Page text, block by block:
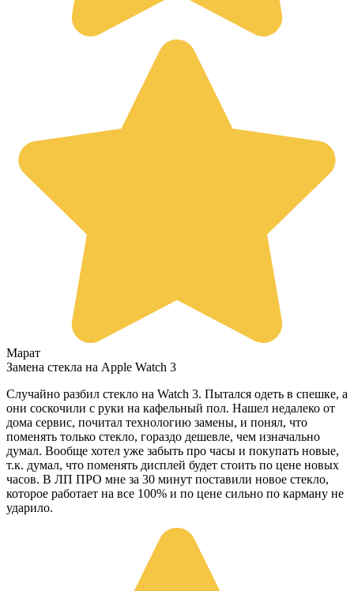
Марат
Замена стекла на Apple Watch 3
Случайно разбил стекло на Watch 3. Пытался одеть в спешке, а
они соскочили с руки на кафельный пол. Нашел недалеко от
дома сервис, почитал технологию замены, и понял, что
поменять только стекло, гораздо дешевле, чем изначально
думал. Вообще хотел уже забыть про часы и покупать новые,
т.к. думал, что поменять дисплей будет стоить по цене новых
часов. В ЛП ПРО мне за 30 минут поставили новое стекло,
которое работает на все 100% и по цене сильно по карману не
ударило.